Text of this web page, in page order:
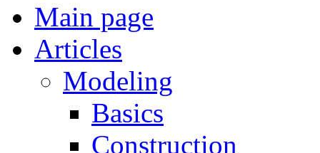
Main page
Articles
Modeling
Basics
Construction